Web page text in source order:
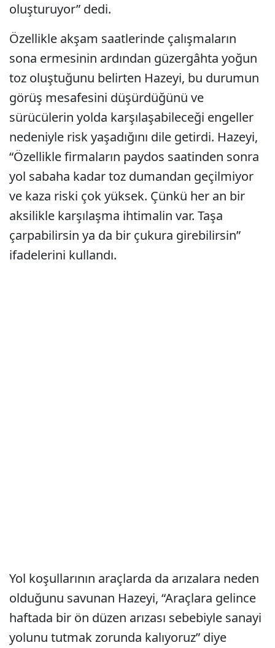
oluşturuyor” dedi.
Özellikle akşam saatlerinde çalışmaların
sona ermesinin ardından güzergâhta yoğun
toz oluştuğunu belirten Hazeyi, bu durumun
görüş mesafesini düşürdüğünü ve
sürücülerin yolda karşılaşabileceği engeller
nedeniyle risk yaşadığını dile getirdi. Hazeyi,
“Özellikle firmaların paydos saatinden sonra
yol sabaha kadar toz dumandan geçilmiyor
ve kaza riski çok yüksek. Çünkü her an bir
aksilikle karşılaşma ihtimalin var. Taşa
çarpabilirsin ya da bir çukura girebilirsin”
ifadelerini kullandı.
Yol koşullarının araçlarda da arızalara neden
olduğunu savunan Hazeyi, “Araçlara gelince
haftada bir ön düzen arızası sebebiyle sanayi
yolunu tutmak zorunda kalıyoruz” diye